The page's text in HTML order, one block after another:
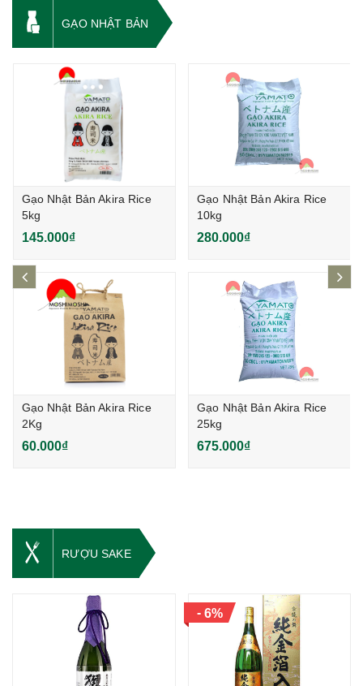
GẠO NHẬT BẢN
Gạo Nhật Bản Akira Rice
5kg
145.000₫
Gạo Nhật Bản Akira Rice
2Kg
60.000₫
Gạo Nhật Bản Akira Rice
10kg
280.000₫
Gạo Nhật Bản Akira Rice
25kg
675.000₫
RƯỢU SAKE
-6%